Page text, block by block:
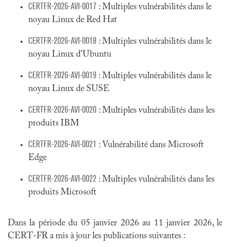
CERTFR-2026-AVI-0017 : Multiples vulnérabilités dans le
noyau Linux de Red Hat
CERTFR-2026-AVI-0018 : Multiples vulnérabilités dans le
noyau Linux d'Ubuntu
CERTFR-2026-AVI-0019 : Multiples vulnérabilités dans le
noyau Linux de SUSE
CERTFR-2026-AVI-0020 : Multiples vulnérabilités dans les
produits IBM
CERTFR-2026-AVI-0021 : Vulnérabilité dans Microsoft
Edge
CERTFR-2026-AVI-0022 : Multiples vulnérabilités dans les
produits Microsoft
Dans la période du 05 janvier 2026 au 11 janvier 2026, le
CERT-FR a mis à jour les publications suivantes :